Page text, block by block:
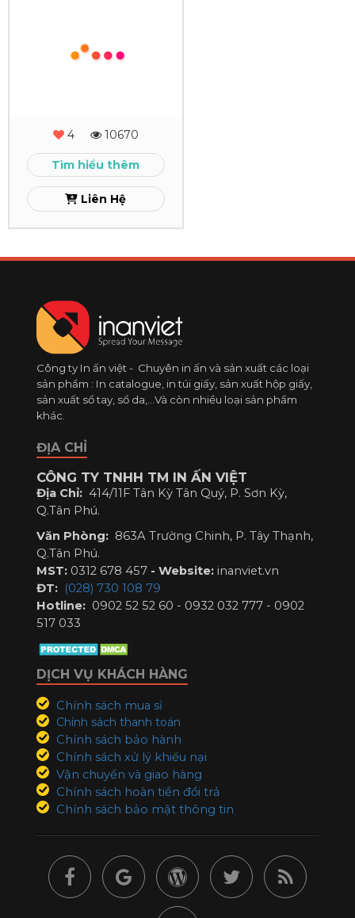
Còng
Xem
4 10670
Tìm hiểu thêm
Liên Hệ
Công ty In ấn việt - Chuyên in ấn và sản xuất các loại
sản phẩm : In catalogue, in túi giấy, sản xuất hộp giấy,
sản xuất sổ tay, sổ da,...Và còn nhiều loại sản phẩm
khác.
ĐỊA CHỈ
CÔNG TY TNHH TM IN ẤN VIỆT
Địa Chỉ: 414/11F Tân Kỳ Tân Quý, P. Sơn Kỳ,
Q.Tân Phú.
Văn Phòng: 863A Trường Chinh, P. Tây Thạnh,
Q.Tân Phú.
MST: 0312 678 457- Website: inanviet.vn
ĐT: (028) 730 108 79
Hotline: 0902 52 52 60 - 0932 032 777 - 0902
517 033
DỊCH VỤ KHÁCH HÀNG
Chính sách mua sỉ
Chính sách thanh toán
Chính sách bảo hành
Chính sách xử lý khiếu nại
Vận chuyển và giao hàng
Chính sách hoàn tiền đổi trả
Chính sách bảo mật thông tin